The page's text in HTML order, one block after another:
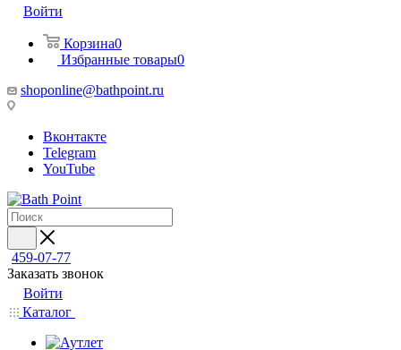
Войти
Корзина0
Избранные товары0
shoponline@bathpoint.ru
Вконтакте
Telegram
YouTube
459-07-77
Заказать звонок
Войти
Каталог